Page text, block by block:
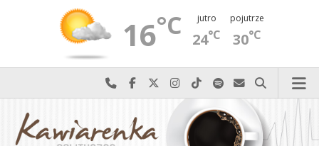
16°C jutro
24°C
pojutrze
30°C
Najlepiej po prostu do nas zadzwoń
Odwiedź nas na Facebook-u
Odwiedź nas na X
Odwiedź nas na Instagram-ie
Odwiedź nas na TikTok-u
Szukaj nas na Spotify
Wyślij do nas
Szukaj